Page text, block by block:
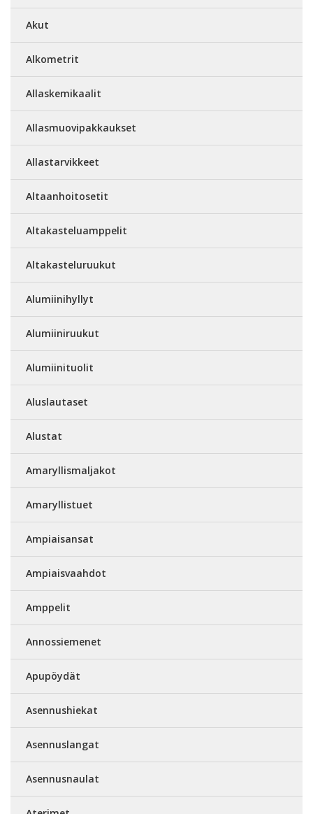
Akut
Alkometrit
Allaskemikaalit
Allasmuovipakkaukset
Allastarvikkeet
Altaanhoitosetit
Altakasteluamppelit
Altakasteluruukut
Alumiinihyllyt
Alumiiniruukut
Alumiinituolit
Aluslautaset
Alustat
Amaryllismaljakot
Amaryllistuet
Ampiaisansat
Ampiaisvaahdot
Amppelit
Annossiemenet
Apupöydät
Asennushiekat
Asennuslangat
Asennusnaulat